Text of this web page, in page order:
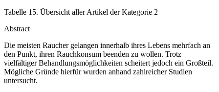
Tabelle 15. Übersicht aller Artikel der Kategorie 2
Abstract
Die meisten Raucher gelangen innerhalb ihres Lebens mehrfach an
den Punkt, ihren Rauchkonsum beenden zu wollen. Trotz
vielfältiger Behandlungsmöglichkeiten scheitert jedoch ein Großteil.
Mögliche Gründe hierfür wurden anhand zahlreicher Studien
untersucht.